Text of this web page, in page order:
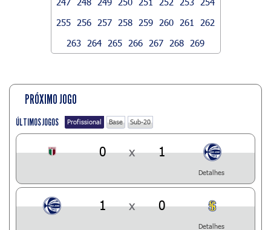
255
256 257 258 259 260 261
262
263
264 265 266 267 268 269
PRÓXIMO JOGO
ÚLTIMOS JOGOS Profissional Base Sub-20
0 x 1
Detalhes
1 x 0
Detalhes